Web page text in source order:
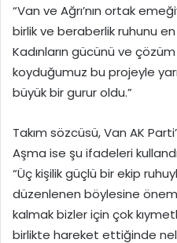
“Van ve Ağrı’nın ortak
birlik ve beraberlik ruhunu
Kadınların gücünü ve
koyduğumuz bu projeyle
büyük bir gurur oldu.”
Takım sözcüsü, Van AK
Aşma ise şu ifadeleri
“Üç kişilik güçlü bir ekip
düzenlenen böylesine
kalmak bizler için çok
birlikte hareket ettiğinde